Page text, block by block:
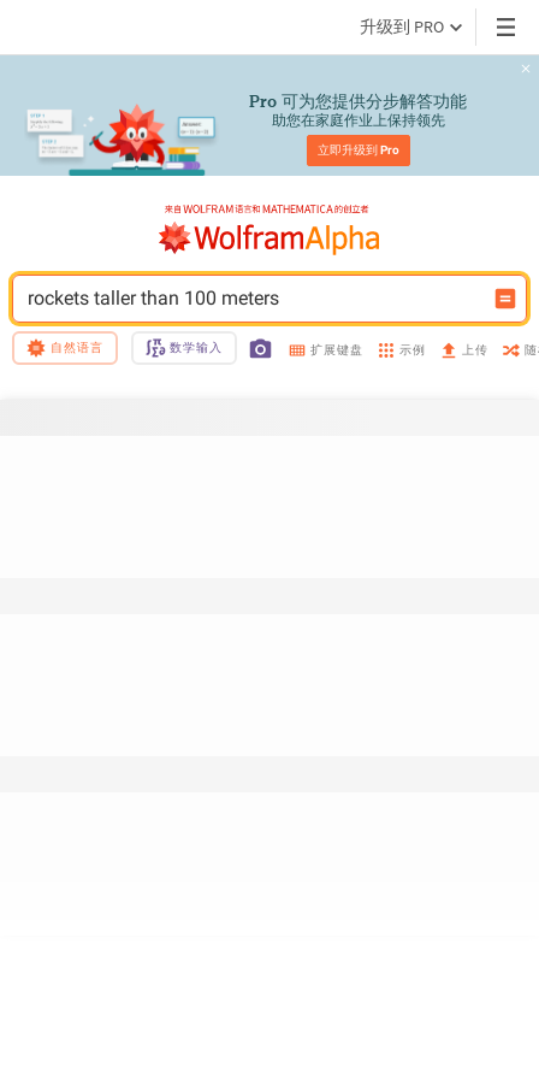
升级到 PRO
Pro 可为您提供分步解答功能
助您在家庭作业上保持领先
立即升级到 Pro
rockets taller than 100 meters
自然语言 数学输入 扩展键盘 示例 上传